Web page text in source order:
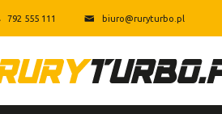
792 555 111 biuro@ruryturbo.pl